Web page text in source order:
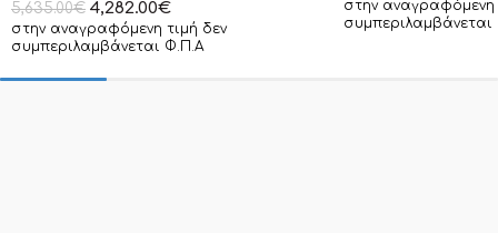
5,635.00€ 4,282.00€
στην αναγραφόμενη τιμή δεν
συμπεριλαμβάνεται Φ.Π.Α
στην αναγραφόμενη